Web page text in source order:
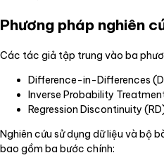
Phương pháp nghiên
Các tác giả tập trung vào ba
Difference-in-Differences
Inverse Probability
Regression Discontinuity
Nghiên cứu sử dụng dữ liệu và bộ
bao gồm ba bước chính: